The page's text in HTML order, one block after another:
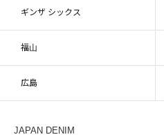
ギンザ シックス
福山
広島
JAPAN DENIM